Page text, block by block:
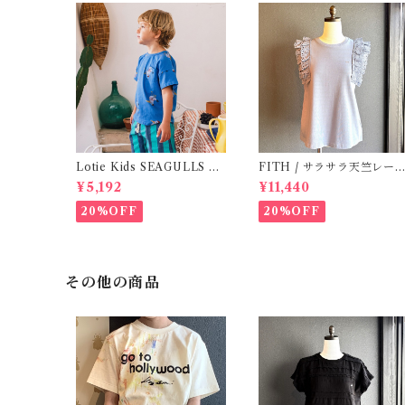
Lotie Kids SEAGULLS Te
e (12m- 8Y)
¥5,192
20%OFF
FITH / サラサラ天竺レース
Tシャツ (BL) / 145・155
¥11,440
20%OFF
その他の商品